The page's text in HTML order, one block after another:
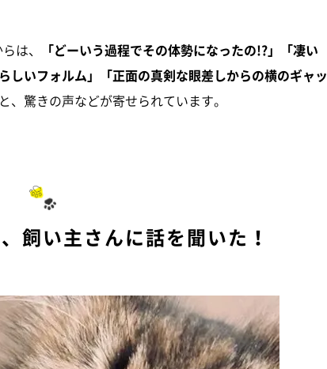
は、
「どーいう過程でその体勢になったの!?」「凄い
しいフォルム」「正面の真剣な眼差しからの横のギャッ
、驚きの声などが寄せられています。
飼い主さんに話を聞いた！